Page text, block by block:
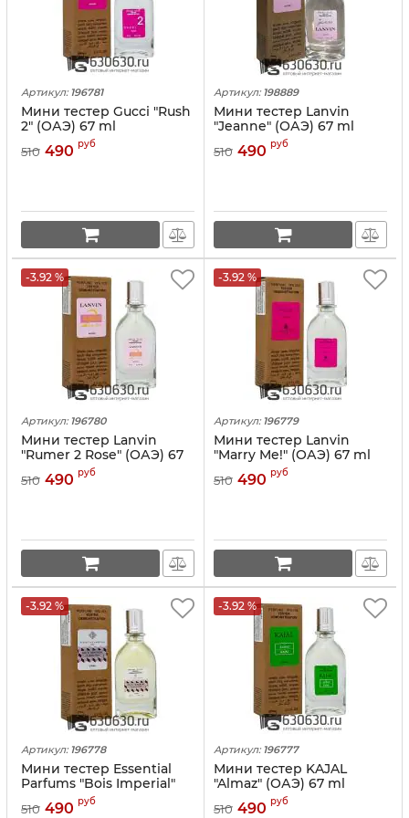
Артикул: 196781
Мини тестер Gucci "Rush
2" (ОАЭ) 67 ml
510 490 руб
Артикул: 198889
Мини тестер Lanvin
"Jeanne" (ОАЭ) 67 ml
510 490 руб
-3.92 %
Артикул: 196780
Мини тестер Lanvin
"Rumer 2 Rose" (ОАЭ) 67
510 490 руб
-3.92 %
Артикул: 196779
Мини тестер Lanvin
"Marry Me!" (ОАЭ) 67 ml
510 490 руб
-3.92 %
Артикул: 196778
Мини тестер Essential
Parfums "Bois Imperial"
(ОАЭ) 67 ml
510 490 руб
-3.92 %
Артикул: 196777
Мини тестер KAJAL
"Almaz" (ОАЭ) 67 ml
510 490 руб